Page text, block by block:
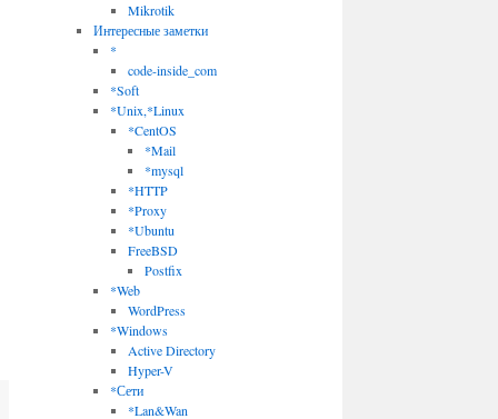
Mikrotik
Интересные заметки
*
code-inside_com
*Soft
*Unix,*Linux
*CentOS
*Mail
*mysql
*HTTP
*Proxy
*Ubuntu
FreeBSD
Postfix
*Web
WordPress
*Windows
Active Directory
Hyper-V
*Сети
*Lan&Wan